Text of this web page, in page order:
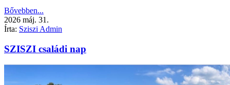
Bővebben...
2026 máj. 31.
Írta: Sziszi Admin
SZISZI családi nap